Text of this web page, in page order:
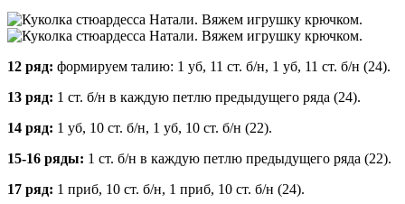
12 ряд: формируем талию: 1 уб, 11 ст. б/н, 1 уб, 11 ст. б/н (24).
13 ряд: 1 ст. б/н в каждую петлю предыдущего ряда (24).
14 ряд: 1 уб, 10 ст. б/н, 1 уб, 10 ст. б/н (22).
15-16 ряды: 1 ст. б/н в каждую петлю предыдущего ряда (22).
17 ряд: 1 приб, 10 ст. б/н, 1 приб, 10 ст. б/н (24).